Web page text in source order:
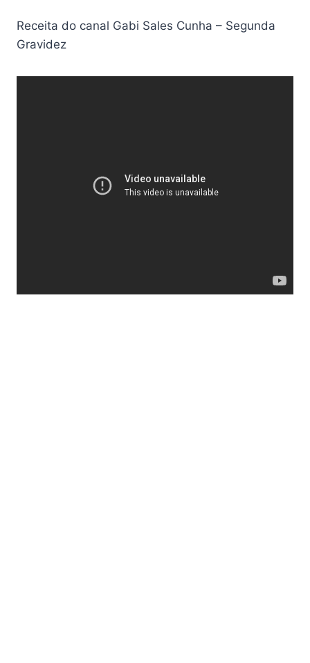
Receita do canal Gabi Sales Cunha – Segunda
Gravidez